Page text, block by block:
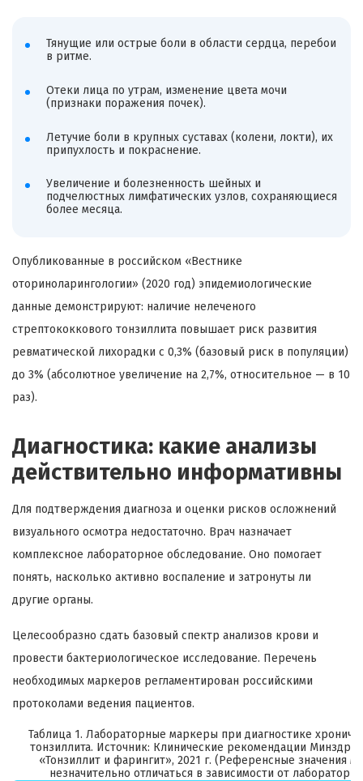
Тянущие или острые боли в области сердца, перебои
в ритме.
Отеки лица по утрам, изменение цвета мочи
(признаки поражения почек).
Летучие боли в крупных суставах (колени, локти), их
припухлость и покраснение.
Увеличение и болезненность шейных и
подчелюстных лимфатических узлов, сохраняющиеся
более месяца.
Опубликованные в российском «Вестнике
оториноларингологии» (2020 год) эпидемиологические
данные демонстрируют: наличие нелеченого
стрептококкового тонзиллита повышает риск развития
ревматической лихорадки с 0,3% (базовый риск в популяции)
до 3% (абсолютное увеличение на 2,7%, относительное — в 10
раз).
Диагностика: какие анализы
действительно информативны
Для подтверждения диагноза и оценки рисков осложнений
визуального осмотра недостаточно. Врач назначает
комплексное лабораторное обследование. Оно помогает
понять, насколько активно воспаление и затронуты ли
другие органы.
Целесообразно сдать базовый спектр анализов крови и
провести бактериологическое исследование. Перечень
необходимых маркеров регламентирован российскими
протоколами ведения пациентов.
Таблица 1. Лабораторные маркеры при диагностике
тонзиллита. Источник: Клинические рекомендации
«Тонзиллит и фарингит», 2021 г. (Референсные значения
незначительно отличаться в зависимости от